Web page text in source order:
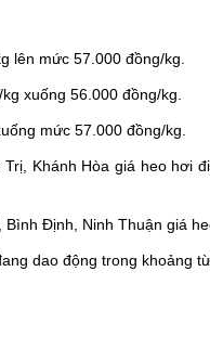
lên mức 57.000 đồng/kg.
xuống 56.000 đồng/kg.
mức 57.000 đồng/kg.
Khánh Hòa giá heo hơi
Định, Ninh Thuận giá
dao động trong khoảng